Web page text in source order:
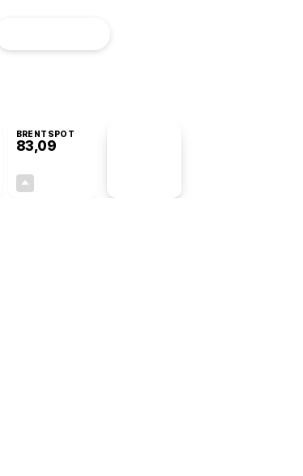
BRENTSPOT
83,09